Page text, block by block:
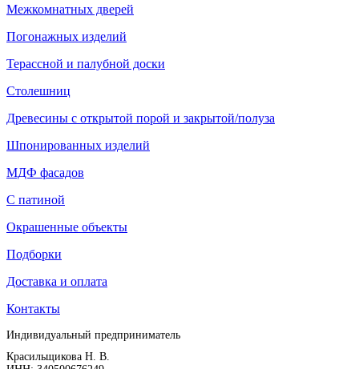
Межкомнатных дверей
Погонажных изделий
Терассной и палубной доски
Столешниц
Древесины с открытой порой и закрытой/полуза
Шпонированных изделий
МДФ фасадов
С патиной
Окрашенные объекты
Подборки
Доставка и оплата
Контакты
Индивидуальный предприниматель
Красильщикова Н. В.